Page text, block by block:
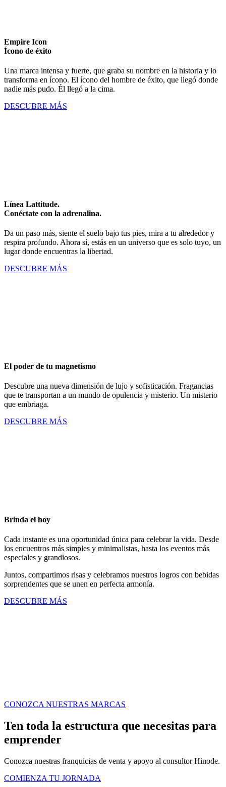
Empire Icon
Ícono de éxito
Una marca intensa y fuerte, que graba su nombre en la historia y lo
transforma en ícono. El ícono del hombre de éxito, que llegó donde
nadie más pudo. Él llegó a la cima.
DESCUBRE MÁS
Línea Lattitude.
Conéctate con la adrenalina.
Da un paso más, siente el suelo bajo tus pies, mira a tu alrededor y
respira profundo. Ahora sí, estás en un universo que es solo tuyo, un
lugar donde encuentras la libertad.
DESCUBRE MÁS
El poder de tu magnetismo
Descubre una nueva dimensión de lujo y sofisticación. Fragancias
que te transportan a un mundo de opulencia y misterio. Un misterio
que embriaga.
DESCUBRE MÁS
Brinda el hoy
Cada instante es una oportunidad única para celebrar la vida. Desde
los encuentros más simples y minimalistas, hasta los eventos más
especiales y grandiosos.
Juntos, compartimos risas y celebramos nuestros logros con bebidas
sorprendentes que se unen en perfecta armonía.
DESCUBRE MÁS
CONOZCA NUESTRAS MARCAS
Ten toda la estructura que necesitas para
emprender
Conozca nuestras franquicias de venta y apoyo al consultor Hinode.
COMIENZA TU JORNADA